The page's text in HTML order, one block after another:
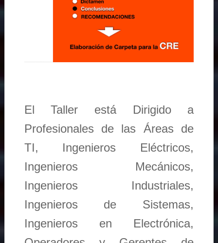
El Taller está Dirigido a
Profesionales de las Áreas de
TI, Ingenieros Eléctricos,
Ingenieros Mecánicos,
Ingenieros Industriales,
Ingenieros de Sistemas,
Ingenieros en Electrónica,